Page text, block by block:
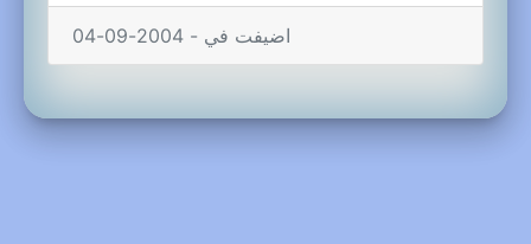
اضيفت في - 2004-09-04